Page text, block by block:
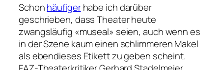
Schonhäufigerhabe ich darüber
geschrieben, dass Theater heute
zwangsläufig «museal» seien, auch wenn es
in der Szene kaum einen schlimmeren Makel
als ebendieses Etikett zu geben scheint.